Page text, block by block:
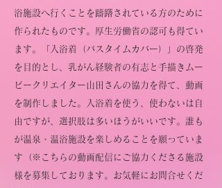
浴施設へ行くことを躊躇されている方のために
作られたものです。厚生労働省の認可も得てい
ます。「入浴着（バスタイムカバー）」の啓発
を目的とし、乳がん経験者の有志と手描きムー
ビークリエイター山田さんの協力を得て、動画
を制作しました。入浴着を使う、使わないは自
由ですが、選択肢は多いほうがいいです。誰も
が温泉・温浴施設を楽しめることを願っていま
す（※こちらの動画配信にご協力くださる施設
様を募集しております。お気軽にお問合せくだ